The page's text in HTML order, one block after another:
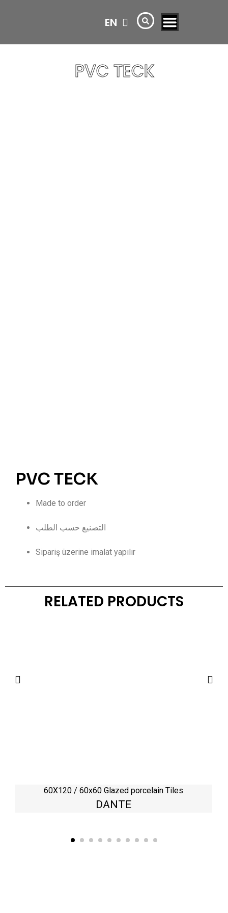
EN
AR
PVC TECK
PVC TECK
Made to order
التصنيع حسب الطلب
Sipariş üzerine imalat yapılır
RELATED PRODUCTS
60X120 / 60x60 Glazed porcelain Tiles
DANTE